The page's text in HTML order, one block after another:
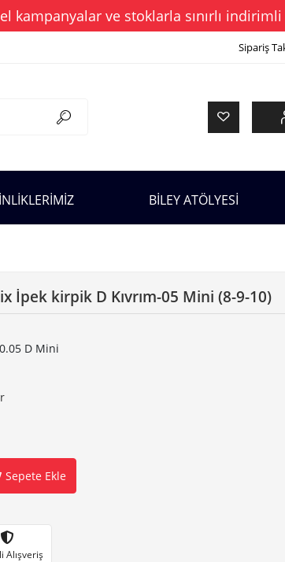
ve stoklarla sınırlı indirimli
Sipariş
BİLEY ATÖLYESİ
İpek kirpik D Kıvrım-05 Mini (8-9-10)
D Mini
Sepete Ekle
Alışveriş